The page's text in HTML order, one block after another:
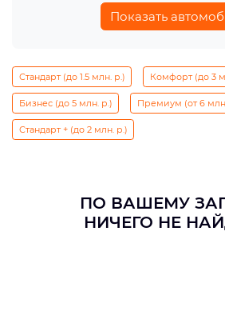
Показать
Стандарт (до 1.5 млн. р.) Комфорт (до 3
Бизнес (до 5 млн. р.) Премиум (от 6
Стандарт + (до 2 млн. р.)
ПО ВАШЕМУ
НИЧЕГО НЕ